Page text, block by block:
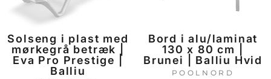
Solseng i plast med
mørkegrå betræk |
Eva Pro Prestige |
Balliu
Bord i alu/laminat
130 x 80 cm |
Brunei | Balliu Hvid
POOLNORD